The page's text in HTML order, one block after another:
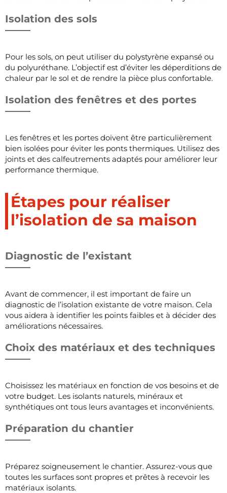
Isolation des sols
Pour les sols, on peut utiliser du polystyrène expansé ou
du polyuréthane. L’objectif est d’éviter les déperditions de
chaleur par le sol et de rendre la pièce plus confortable.
Isolation des fenêtres et des portes
Les fenêtres et les portes doivent être particulièrement
bien isolées pour éviter les ponts thermiques. Utilisez des
joints et des calfeutrements adaptés pour améliorer leur
performance thermique.
Étapes pour réaliser
l’isolation de sa maison
Diagnostic de l’existant
Avant de commencer, il est important de faire un
diagnostic de l’isolation existante de votre maison. Cela
vous aidera à identifier les points faibles et à décider des
améliorations nécessaires.
Choix des matériaux et des techniques
Choisissez les matériaux en fonction de vos besoins et de
votre budget. Les isolants naturels, minéraux et
synthétiques ont tous leurs avantages et inconvénients.
Préparation du chantier
Préparez soigneusement le chantier. Assurez-vous que
toutes les surfaces sont propres et prêtes à recevoir les
matériaux isolants.